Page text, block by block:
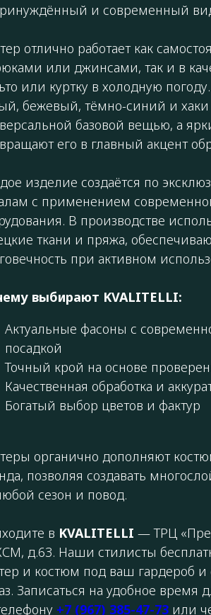
и современный
отлично работает как
или джинсами, так и в
или куртку в холодную
бежевый, тёмно-синий и
базовой вещью, а
его в главный акцент
изделие создаётся по
с применением
В производстве
ткани и пряжа,
при активном
выбирают KVALITELLI:
Актуальные фасоны с
посадкой
Точный крой на основе
Качественная обработка и
Богатый выбор цветов и фактур
органично дополняют
позволяя создавать
сезон и повод.
в KVALITELLI — ТРЦ
д.63. Наши стилисты
и костюм под ваш гардероб
Записаться на удобное время
+7 (967) 385-47-73 или